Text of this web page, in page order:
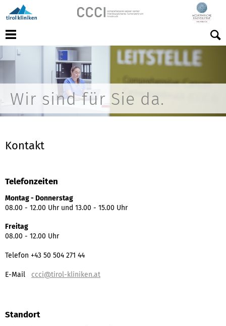
Wir sind für Sie da.
Kontakt
Telefonzeiten
Montag - Donnerstag
08.00 - 12.00 Uhr und 13.00 - 15.00 Uhr
Freitag
08.00 - 12.00 Uhr
Telefon +43 50 504 271 44
E-Mail ccci@tirol-kliniken.at
Standort